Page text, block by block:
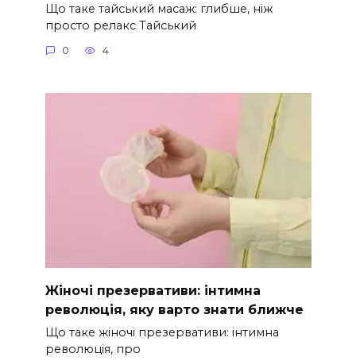
Що таке тайський масаж: глибше, ніж
просто релакс Тайський
0 4
Жіночі презервативи: інтимна
революція, яку варто знати ближче
Що таке жіночі презервативи: інтимна
революція, про